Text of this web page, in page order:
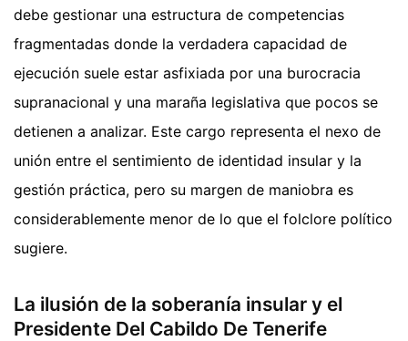
debe gestionar una estructura de competencias
fragmentadas donde la verdadera capacidad de
ejecución suele estar asfixiada por una burocracia
supranacional y una maraña legislativa que pocos se
detienen a analizar. Este cargo representa el nexo de
unión entre el sentimiento de identidad insular y la
gestión práctica, pero su margen de maniobra es
considerablemente menor de lo que el folclore político
sugiere.
La ilusión de la soberanía insular y el
Presidente Del Cabildo De Tenerife